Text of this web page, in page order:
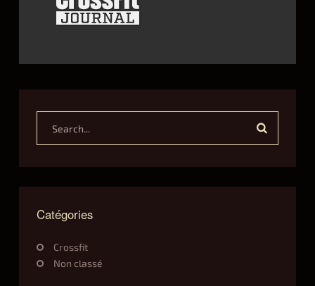
helenD
R
M
E
Catégories
Crossfit
Non classé